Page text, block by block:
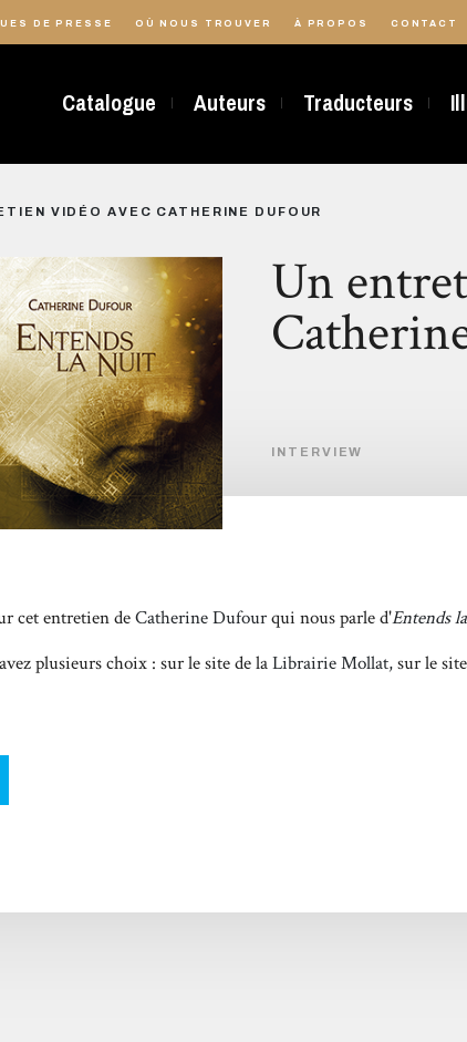
DE PRESSE OÙ NOUS TROUVER À PROPOS CONTACT
Catalogue Auteurs Traducteurs
VIDÉO AVEC CATHERINE DUFOUR
Un
INTERVIEW
cet entretien deCatherine Dufourqui nous parle d'Entends
plusieurs choix : sur le site de laLibrairie Mollat,sur le